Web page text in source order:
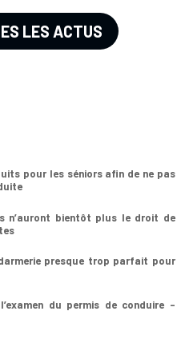
LES ACTUS
pour les séniors afin de ne pas
n’auront bientôt plus le droit de
presque trop parfait pour
du permis de conduire –